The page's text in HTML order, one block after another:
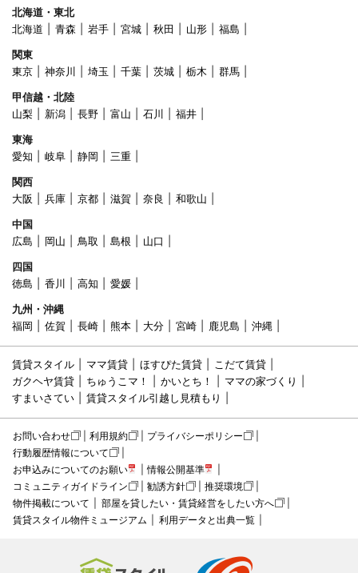
北海道・東北
北海道
青森 岩手 宮城 秋田 山形
福島
関東
東京
神奈川 埼玉 千葉 茨城 栃木
群馬
甲信越・北陸
山梨
新潟 長野 富山 石川
福井
東海
愛知
岐阜 静岡
三重
関西
大阪
兵庫 京都 滋賀 奈良
和歌山
中国
広島
岡山 鳥取 島根
山口
四国
徳島
香川 高知
愛媛
九州・沖縄
福岡
佐賀 長崎 熊本 大分 宮崎 鹿児島 沖縄
賃貸スタイル ママ賃貸 ほすぴた賃貸
こだて賃貸
ガクヘヤ賃貸
ちゅうこマ！ かいとち！
ママの家づくり
すまいさてい
賃貸スタイル引越し見積もり
お問い合わせ 利用規約
プライバシーポリシー
行動履歴情報について
お申込みについてのお願い
情報公開基準
コミュニティガイドライン
勧誘方針
推奨環境
物件掲載について
部屋を貸したい・賃貸経営をしたい方へ
賃貸スタイル物件ミュージアム
利用データと出典一覧